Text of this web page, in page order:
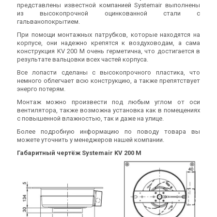
Швеция
Канальный вентилятор
Systemair KV 315 L Sileo
15 380 грн 23 661 грн
представлены известной компанией Systemair выполнены
из высокопрочной оцинкованной стали с
гальванопокрытием.
При помощи монтажных патрубков, которые находятся на
корпусе, они надежно крепятся к воздуховодам, а сама
конструкция KV 200 M очень герметична, что достигается в
результате вальцовки всех частей корпуса.
Все лопасти сделаны с высокопрочного пластика, что
немного облегчает всю конструкцию, а также препятствует
энерго потерям.
Монтаж можно произвести под любым углом от оси
вентилятора, также возможна установка как в помещениях
с повышенной влажностью, так и даже на улице.
Более подробную информацию по поводу товара вы
можете уточнить у менеджеров нашей компании.
Габаритный чертёж Systemair KV 200 M